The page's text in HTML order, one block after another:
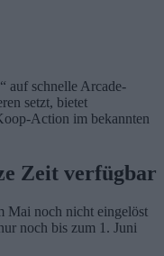
auf schnelle Arcade-
setzt, bietet
Action im bekannten
Zeit verfügbar
Mai noch nicht eingelöst
noch bis zum 1. Juni